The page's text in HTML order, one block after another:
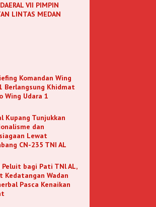
VII PIMPIN
LINTAS MEDAN
Komandan Wing
Berlangsung Khidmat
Wing Udara 1
Kupang Tunjukkan
dan
Lewat
CN-235 TNI AL
bagi Pati TNl AL,
Kedatangan Wadan
Pasca Kenaikan